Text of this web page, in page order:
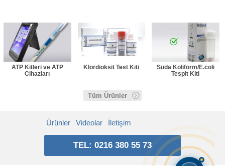
ATP Kitleri ve ATP
Cihazları
Klordioksit Test Kiti
Suda Koliform/E.coli
Tespit Kiti
Tüm Ürünler
Ürünler Videolar İletişim
TEL: 0216 380 55 73